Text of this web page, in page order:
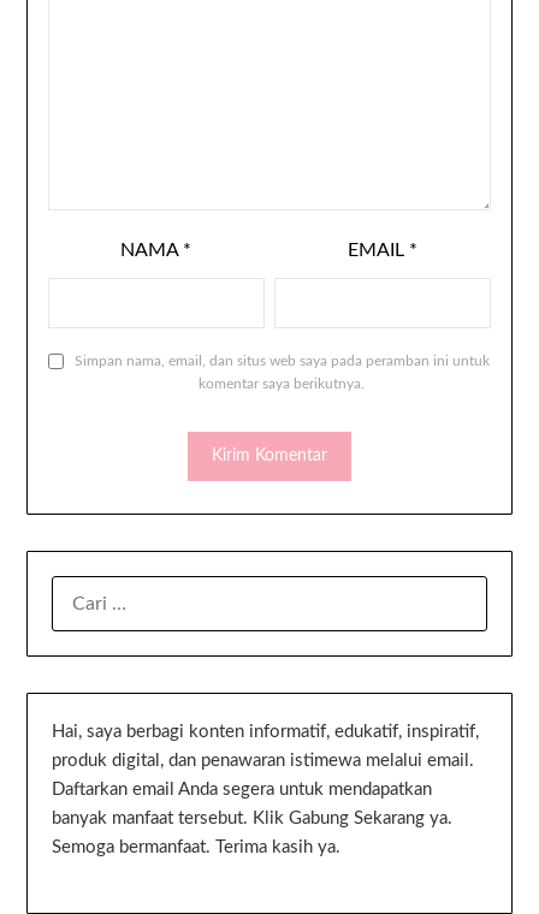
NAMA * EMAIL *
Simpan nama, email, dan situs web saya pada peramban ini untuk
komentar saya berikutnya.
Hai, saya berbagi konten informatif, edukatif, inspiratif,
produk digital, dan penawaran istimewa melalui email.
Daftarkan email Anda segera untuk mendapatkan
banyak manfaat tersebut. Klik Gabung Sekarang ya.
Semoga bermanfaat. Terima kasih ya.